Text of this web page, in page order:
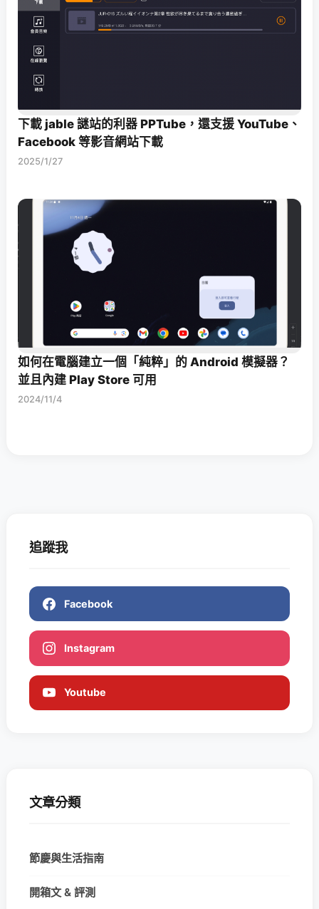
下載 jable 謎站的利器 PPTube，還支援 YouTube、
Facebook 等影音網站下載
2025/1/27
如何在電腦建立一個「純粹」的 Android 模擬器？
並且內建 Play Store 可用
2024/11/4
追蹤我
Facebook
Instagram
Youtube
文章分類
節慶與生活指南
開箱文 & 評測